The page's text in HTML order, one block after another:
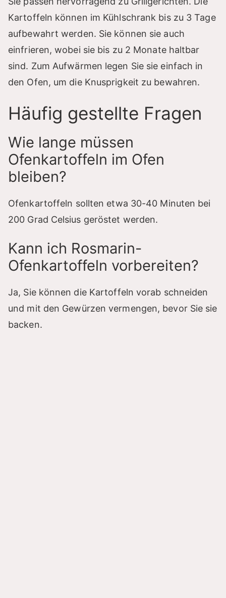
Kartoffeln können im Kühlschrank bis zu 3 Tage
aufbewahrt werden. Sie können sie auch
einfrieren, wobei sie bis zu 2 Monate haltbar
sind. Zum Aufwärmen legen Sie sie einfach in
den Ofen, um die Knusprigkeit zu bewahren.
Häufig gestellte Fragen
Wie lange müssen
Ofenkartoffeln im Ofen
bleiben?
Ofenkartoffeln sollten etwa 30-40 Minuten bei
200 Grad Celsius geröstet werden.
Kann ich Rosmarin-
Ofenkartoffeln vorbereiten?
Ja, Sie können die Kartoffeln vorab schneiden
und mit den Gewürzen vermengen, bevor Sie sie
backen.